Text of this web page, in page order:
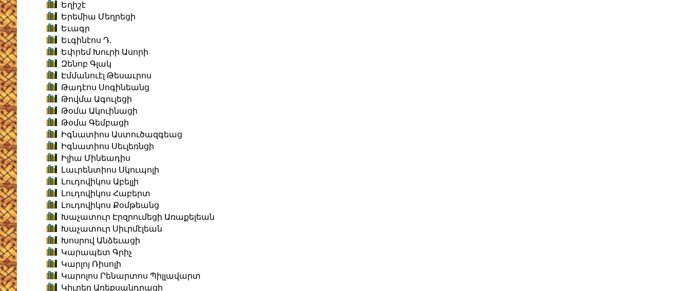
Եղիշէ
Երեմիա Մեղրեցի
Եւագր
Եւգինէոս Դ.
Եփրեմ Խուրի Ասորի
Զենոբ Գլակ
Էմմանուէլ Թեսաւրոս
Թադէոս Սոգինեանց
Թովմա Ագուլեցի
Թօմա Ակուինացի
Թօմա Գեմբացի
Իգնատիոս Աստուծազգեաց
Իգնատիոս Սեւլեռնցի
Իլիա Մինեադիս
Լաւրենտիոս Սկուպոլի
Լուդովիկոս Աբելլի
Լուդովիկոս Հաբերտ
Լուդովիկոս Քօմթեանց
Խաչատուր Էրզրումեցի Առաքելեան
Խաչատուր Սիւրմէլեան
Խոսրով Անձեւացի
Կարապետ Գրիչ
Կարլոյ Ռիսոլի
Կարոլոս Րենարտոս Պիլլավարտ
Կիւրեղ Աղեքսանդրացի